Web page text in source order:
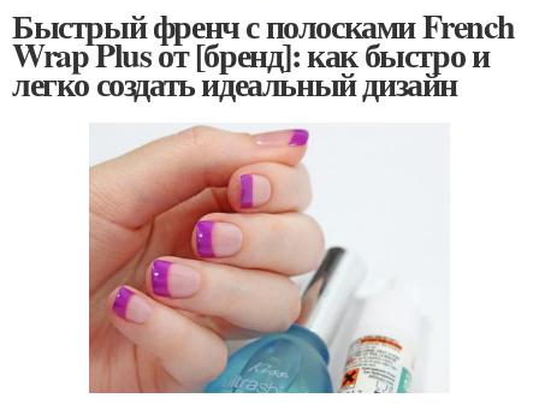
Быстрый френч с полосками French
Wrap Plus от [бренд]: как быстро и
легко создать идеальный дизайн